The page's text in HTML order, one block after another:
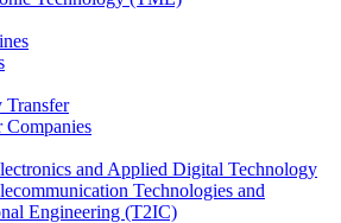
Transfer
Companies
and Applied Digital Technology
Technologies and
Engineering (T2IC)